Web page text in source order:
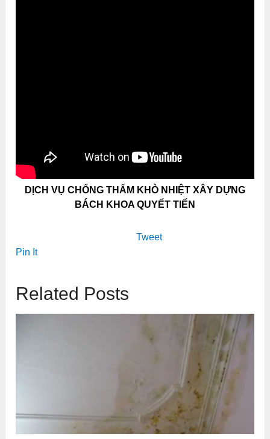
DỊCH VỤ CHỐNG THẤM KHÒ NHIỆT XÂY DỰNG
BÁCH KHOA QUYẾT TIẾN
Tweet
Pin It
Related Posts